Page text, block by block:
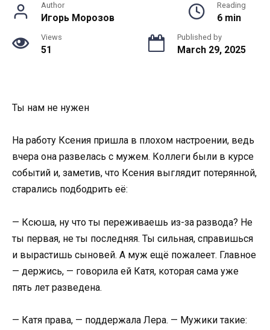
Author
Игорь Морозов
Reading
6 min
Views
51
Published by
March 29, 2025
Ты нам не нужен
На работу Ксения пришла в плохом настроении, ведь
вчера она развелась с мужем. Коллеги были в курсе
событий и, заметив, что Ксения выглядит потерянной,
старались подбодрить её:
— Ксюша, ну что ты переживаешь из-за развода? Не
ты первая, не ты последняя. Ты сильная, справишься
и вырастишь сыновей. А муж ещё пожалеет. Главное
— держись, — говорила ей Катя, которая сама уже
пять лет разведена.
— Катя права, — поддержала Лера. — Мужики такие: